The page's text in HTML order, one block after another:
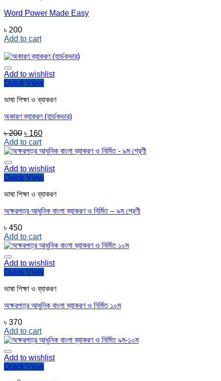
Word Power Made Easy
৳ 200
Add to cart
Add to wishlist
Quick View
ভাষা শিক্ষা ও ব্যাকরণ
অকারণ ব্যাকরণ (হার্ডকভার)
৳200 Original
price
was:
৳ 160Current
is:
Add to cart
Add to wishlist
Quick View
ভাষা শিক্ষা ও ব্যাকরণ
অক্ষরপত্র আধুনিক বাংলা ব্যাকরণ ও নির্মিত – ৯ম শ্রেণী
৳ 450
Add to cart
Add to wishlist
Quick View
ভাষা শিক্ষা ও ব্যাকরণ
অক্ষরপত্র আধুনিক বাংলা ব্যাকরণ ও নির্মিত ১০ম
৳ 370
Add to cart
Add to wishlist
Quick View